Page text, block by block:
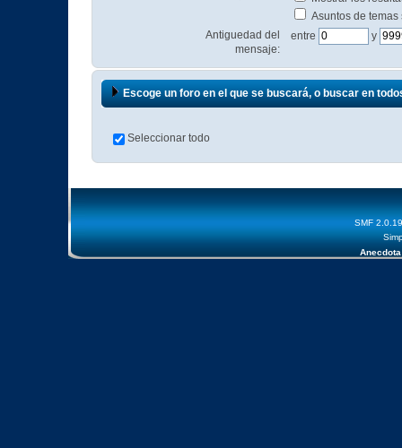
Asuntos de temas
Antiguedad del
mensaje:
entre y
Escoge un foro en el que se buscará, o buscar en
Seleccionar todo
SMF 2.0.19
Anecdota